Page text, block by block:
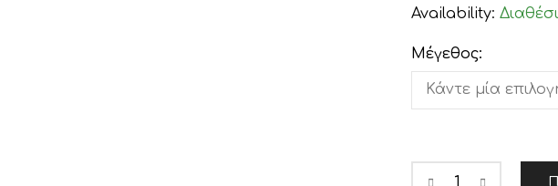
Availability:
Μέγεθος: